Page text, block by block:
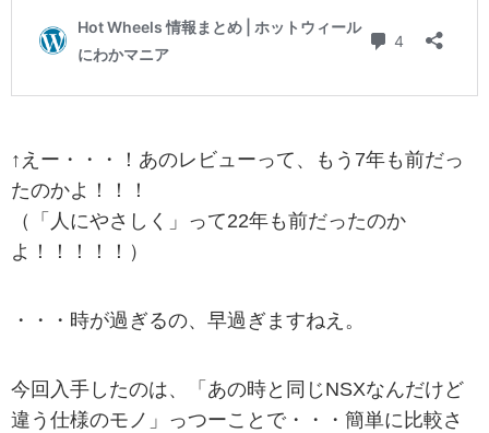
↑えー・・・！あのレビューって、もう7年も前だっ
たのかよ！！！
（「人にやさしく」って22年も前だったのか
よ！！！！！）
・・・時が過ぎるの、早過ぎますねえ。
今回入手したのは、「あの時と同じNSXなんだけど
違う仕様のモノ」っつーことで・・・簡単に比較さ